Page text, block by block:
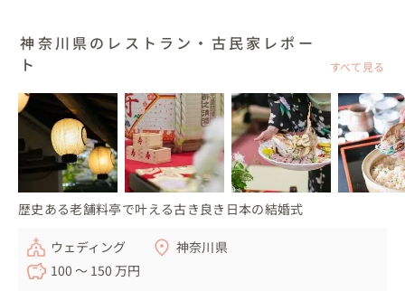
神奈川県のレストラン・古民家レポー
ト
すべて見る
歴史ある老舗料亭で叶える古き良き日本の結婚式
ウェディング
神奈川県
100 〜 150 万円